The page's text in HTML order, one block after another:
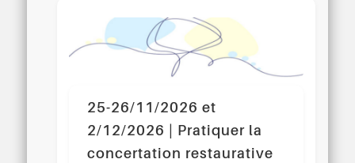
25-26/11/2026 et
2/12/2026 | Pratiquer la
concertation restaurative